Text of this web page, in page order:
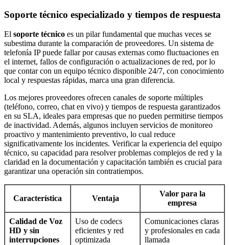
Soporte técnico especializado y tiempos de respuesta
El soporte técnico es un pilar fundamental que muchas veces se
subestima durante la comparación de proveedores. Un sistema de
telefonía IP puede fallar por causas externas como fluctuaciones en
el internet, fallos de configuración o actualizaciones de red, por lo
que contar con un equipo técnico disponible 24/7, con conocimiento
local y respuestas rápidas, marca una gran diferencia.
Los mejores proveedores ofrecen canales de soporte múltiples
(teléfono, correo, chat en vivo) y tiempos de respuesta garantizados
en su SLA, ideales para empresas que no pueden permitirse tiempos
de inactividad. Además, algunos incluyen servicios de monitoreo
proactivo y mantenimiento preventivo, lo cual reduce
significativamente los incidentes. Verificar la experiencia del equipo
técnico, su capacidad para resolver problemas complejos de red y la
claridad en la documentación y capacitación también es crucial para
garantizar una operación sin contratiempos.
Característica Ventaja
Valor para la
empresa
Calidad de Voz
HD y sin
interrupciones
Uso de codecs
eficientes y red
optimizada
Comunicaciones claras
y profesionales en cada
llamada